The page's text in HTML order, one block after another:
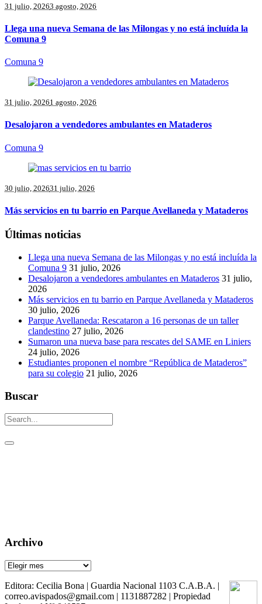
31 julio, 20263 agosto, 2026
Llega una nueva Semana de las Milongas y no está incluída la
Comuna 9
Comuna 9
31 julio, 20261 agosto, 2026
Desalojaron a vendedores ambulantes en Mataderos
Comuna 9
30 julio, 202631 julio, 2026
Más servicios en tu barrio en Parque Avellaneda y Mataderos
Últimas noticias
Llega una nueva Semana de las Milongas y no está incluída la
Comuna 9 31 julio, 2026
Desalojaron a vendedores ambulantes en Mataderos 31 julio,
2026
Más servicios en tu barrio en Parque Avellaneda y Mataderos
30 julio, 2026
Parque Avellaneda: Rescataron a 16 personas de un taller
clandestino 27 julio, 2026
Sumaron una nueva base para rescates del SAME en Liniers
24 julio, 2026
Estudiantes proponen el nombre “República de Mataderos”
para su colegio 21 julio, 2026
Buscar
Archivo
Archivo
Editora: Cecilia Bona | Guardia Nacional 1103 C.A.B.A. |
correo.avispados@gmail.com | 1131887282 | Propiedad